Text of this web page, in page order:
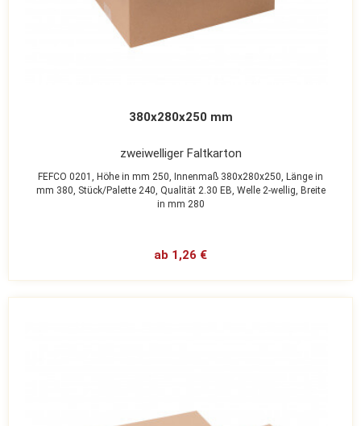
380x280x250 mm
zweiwelliger Faltkarton
FEFCO 0201, Höhe in mm 250, Innenmaß 380x280x250, Länge in
mm 380, Stück/Palette 240, Qualität 2.30 EB, Welle 2-wellig, Breite
in mm 280
ab 1,26 €